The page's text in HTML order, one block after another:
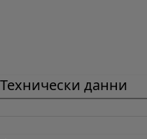
Технически данни